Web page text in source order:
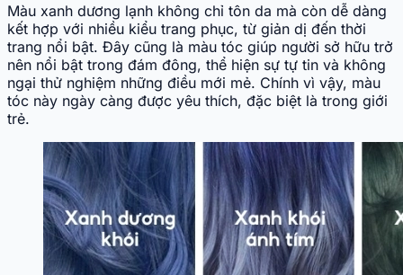
Màu xanh dương lạnh không chỉ tôn da mà còn dễ dàng
kết hợp với nhiều kiểu trang phục, từ giản dị đến thời
trang nổi bật. Đây cũng là màu tóc giúp người sở hữu trở
nên nổi bật trong đám đông, thể hiện sự tự tin và không
ngại thử nghiệm những điều mới mẻ. Chính vì vậy, màu
tóc này ngày càng được yêu thích, đặc biệt là trong giới
trẻ.